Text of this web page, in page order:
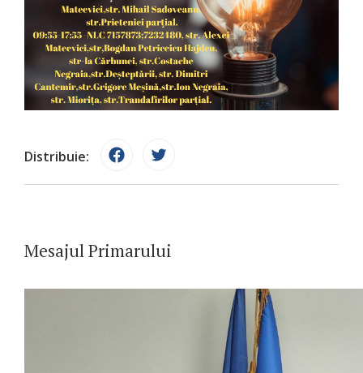
Distribuie:
Mesajul Primarului